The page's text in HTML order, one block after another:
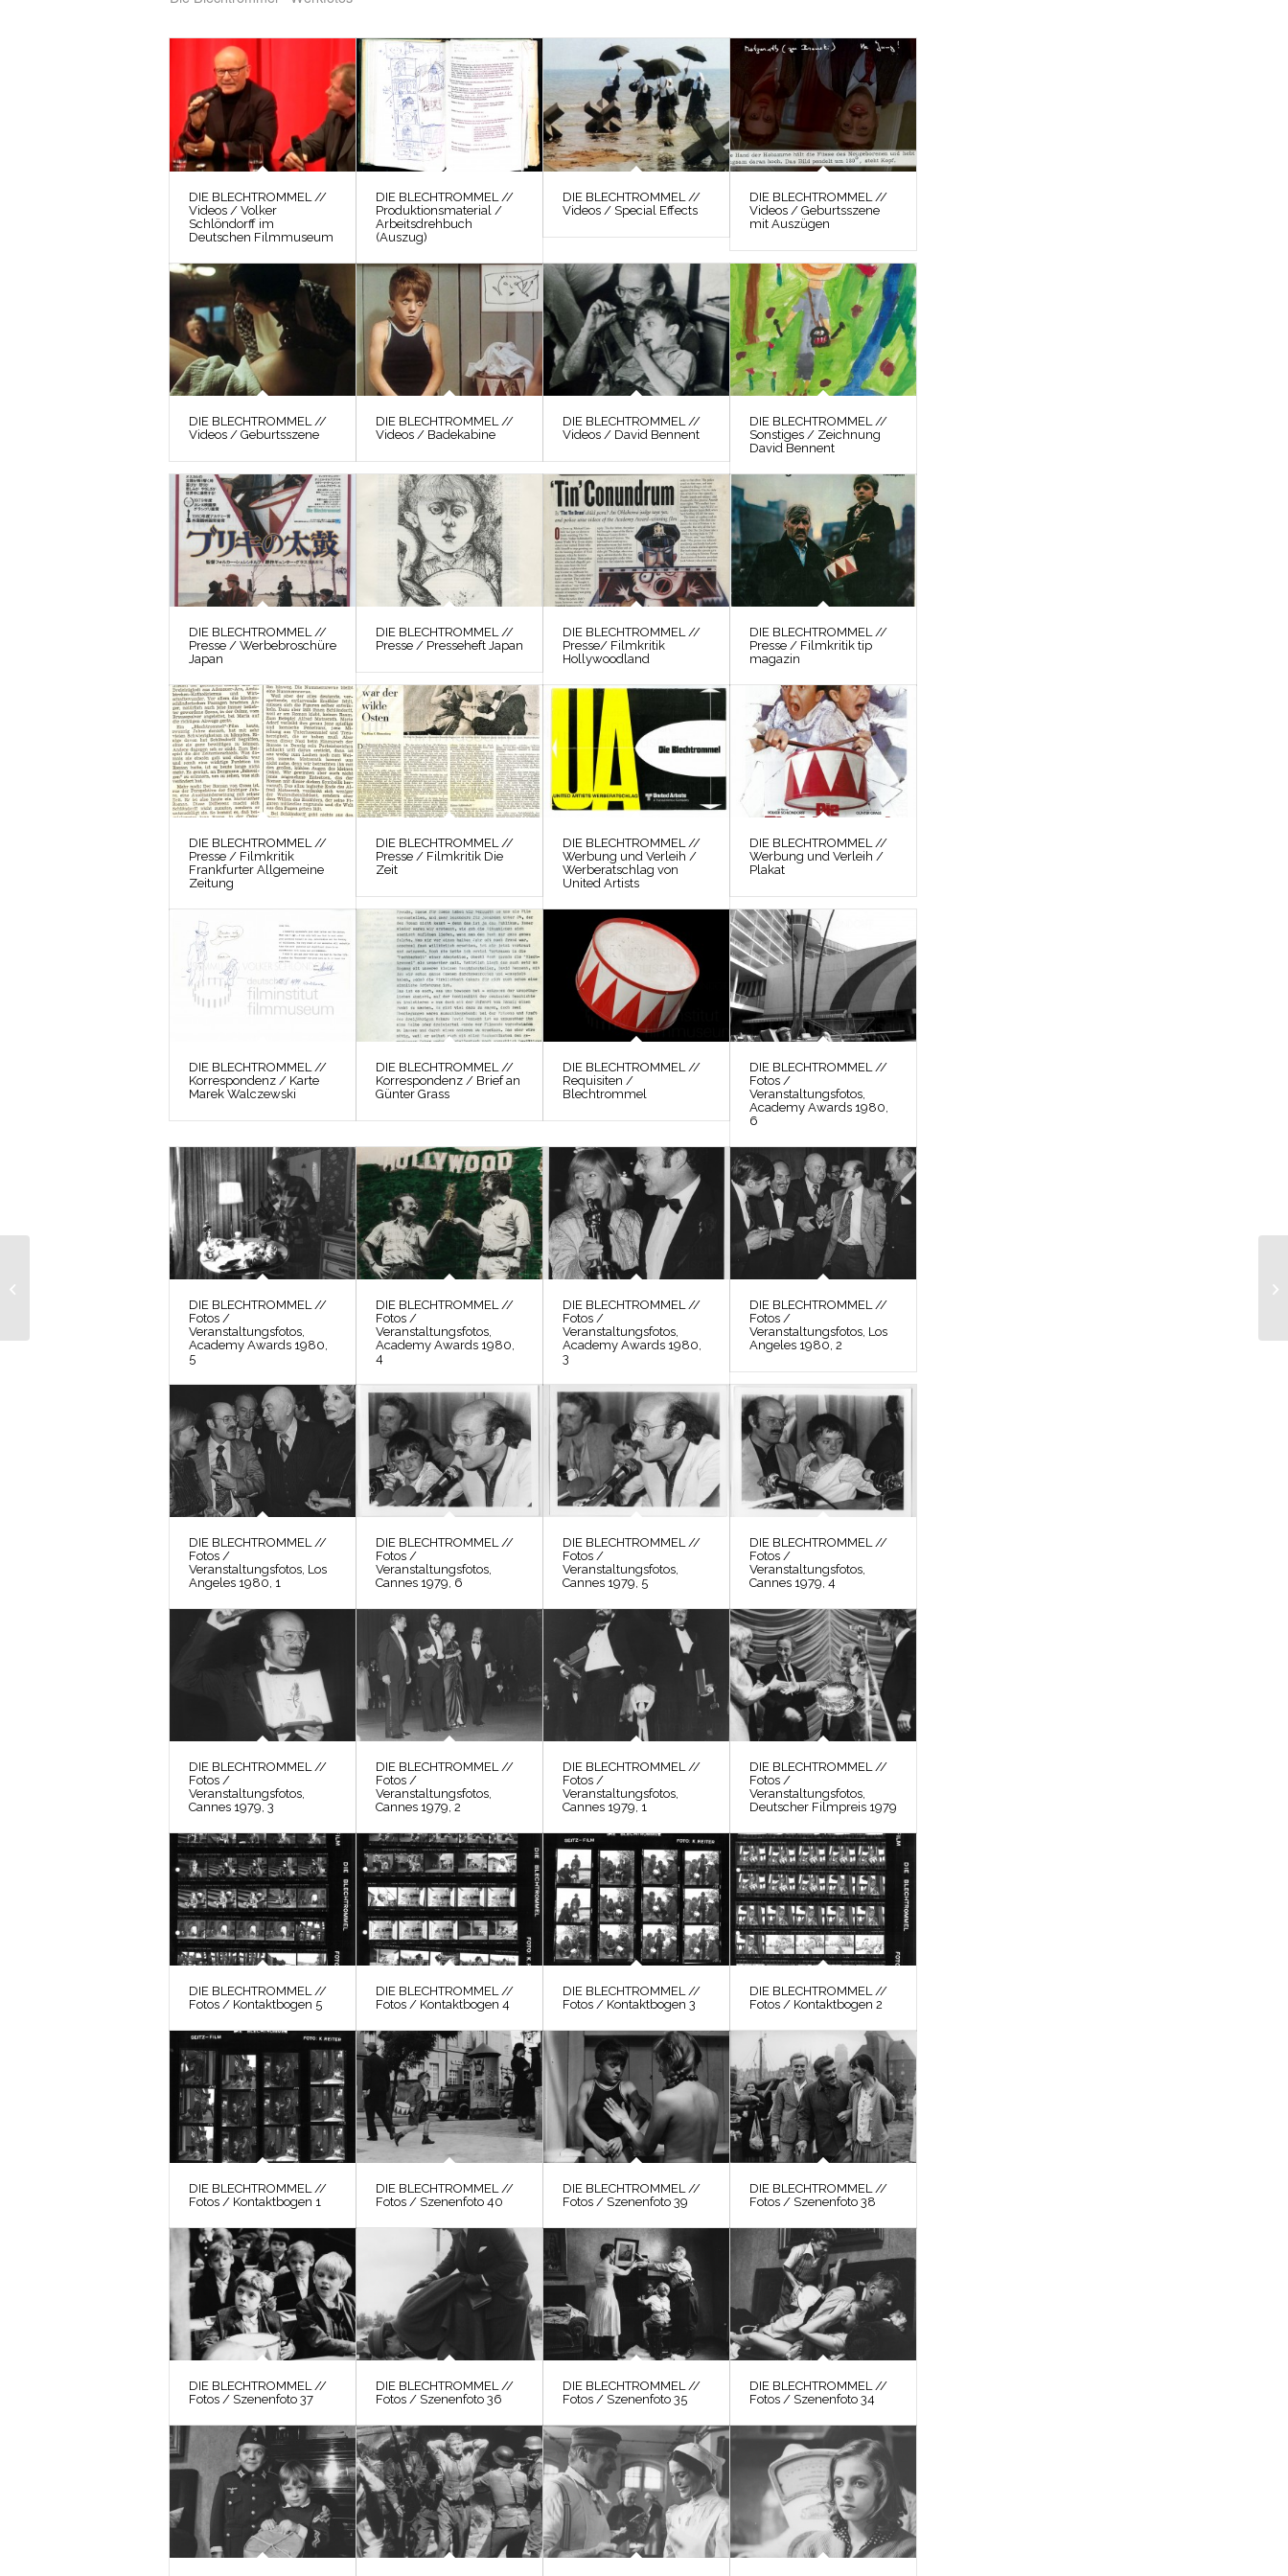
DIE BLECHTROMMEL //
Videos / Volker
Schlöndorff im
Deutschen Filmmuseum
DIE BLECHTROMMEL //
Produktionsmaterial /
Arbeitsdrehbuch
(Auszug)
DIE BLECHTROMMEL //
Videos / Special Effects
DIE BLECHTROMMEL //
Videos / Geburtsszene
mit Auszügen
DIE BLECHTROMMEL //
Videos / Geburtsszene
DIE BLECHTROMMEL //
Videos / Badekabine
DIE BLECHTROMMEL //
Videos / David Bennent
DIE BLECHTROMMEL //
Sonstiges / Zeichnung
David Bennent
DIE BLECHTROMMEL //
Presse / Werbebroschüre
Japan
DIE BLECHTROMMEL //
Presse / Presseheft Japan
DIE BLECHTROMMEL //
Presse/ Filmkritik
Hollywoodland
DIE BLECHTROMMEL //
Presse / Filmkritik tip
magazin
DIE BLECHTROMMEL //
Presse / Filmkritik
Frankfurter Allgemeine
Zeitung
DIE BLECHTROMMEL //
Presse / Filmkritik Die
Zeit
DIE BLECHTROMMEL //
Werbung und Verleih /
Werberatschlag von
United Artists
DIE BLECHTROMMEL //
Werbung und Verleih /
Plakat
DIE BLECHTROMMEL //
Korrespondenz / Karte
Marek Walczewski
DIE BLECHTROMMEL //
Korrespondenz / Brief an
Günter Grass
DIE BLECHTROMMEL //
Requisiten /
Blechtrommel
DIE BLECHTROMMEL //
Fotos /
Veranstaltungsfotos,
Academy Awards 1980,
6
DIE BLECHTROMMEL //
Fotos /
Veranstaltungsfotos,
Academy Awards 1980,
5
DIE BLECHTROMMEL //
Fotos /
Veranstaltungsfotos,
Academy Awards 1980,
4
DIE BLECHTROMMEL //
Fotos /
Veranstaltungsfotos,
Academy Awards 1980,
3
DIE BLECHTROMMEL //
Fotos /
Veranstaltungsfotos, Los
Angeles 1980, 2
DIE BLECHTROMMEL //
Fotos /
Veranstaltungsfotos, Los
Angeles 1980, 1
DIE BLECHTROMMEL //
Fotos /
Veranstaltungsfotos,
Cannes 1979, 6
DIE BLECHTROMMEL //
Fotos /
Veranstaltungsfotos,
Cannes 1979, 5
DIE BLECHTROMMEL //
Fotos /
Veranstaltungsfotos,
Cannes 1979, 4
DIE BLECHTROMMEL //
Fotos /
Veranstaltungsfotos,
Cannes 1979, 3
DIE BLECHTROMMEL //
Fotos /
Veranstaltungsfotos,
Cannes 1979, 2
DIE BLECHTROMMEL //
Fotos /
Veranstaltungsfotos,
Cannes 1979, 1
DIE BLECHTROMMEL //
Fotos /
Veranstaltungsfotos,
Deutscher Filmpreis 1979
DIE BLECHTROMMEL //
Fotos / Kontaktbogen 5
DIE BLECHTROMMEL //
Fotos / Kontaktbogen 4
DIE BLECHTROMMEL //
Fotos / Kontaktbogen 3
DIE BLECHTROMMEL //
Fotos / Kontaktbogen 2
DIE BLECHTROMMEL //
Fotos / Kontaktbogen 1
DIE BLECHTROMMEL //
Fotos / Szenenfoto 40
DIE BLECHTROMMEL //
Fotos / Szenenfoto 39
DIE BLECHTROMMEL //
Fotos / Szenenfoto 38
DIE BLECHTROMMEL //
Fotos / Szenenfoto 37
DIE BLECHTROMMEL //
Fotos / Szenenfoto 36
DIE BLECHTROMMEL //
Fotos / Szenenfoto 35
DIE BLECHTROMMEL //
Fotos / Szenenfoto 34